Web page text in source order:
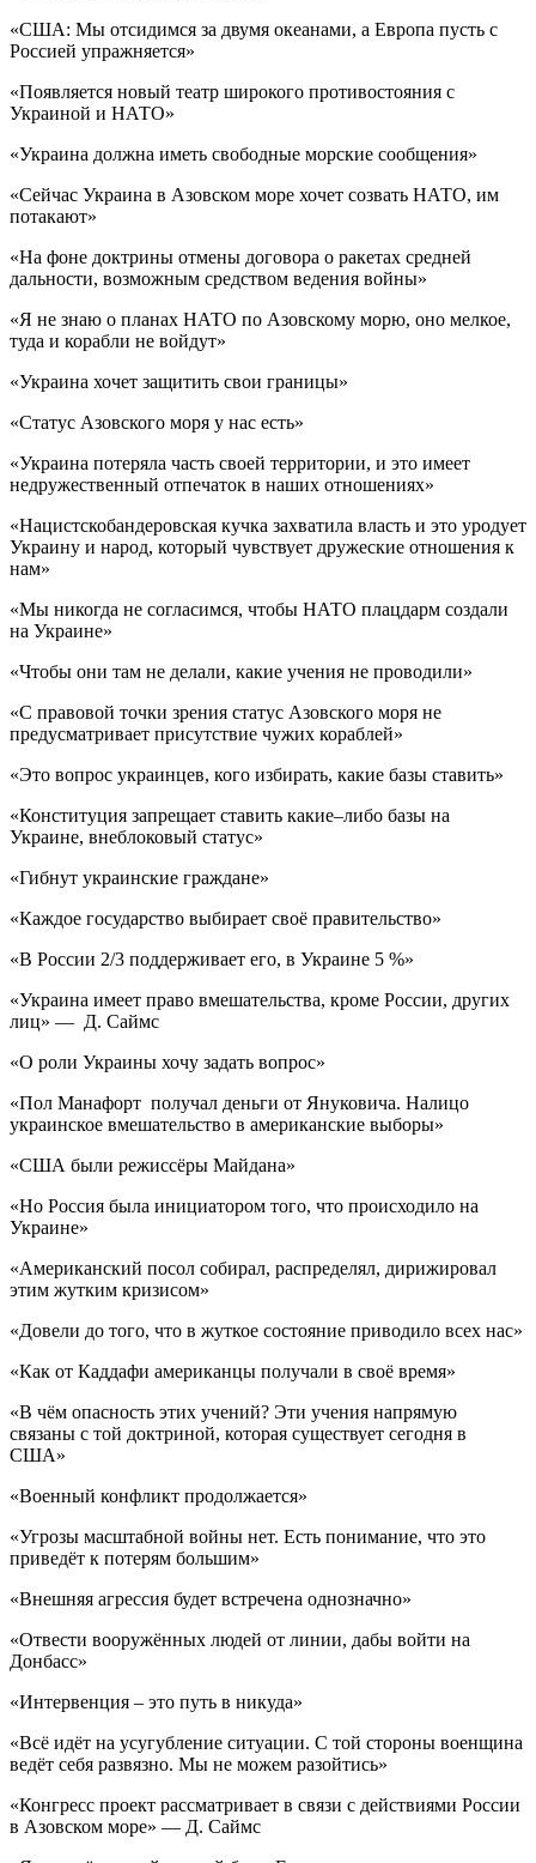
«США: Мы отсидимся за двумя океанами, а Европа пусть с
Россией упражняется»
«Появляется новый театр широкого противостояния с
Украиной и НАТО»
«Украина должна иметь свободные морские сообщения»
«Сейчас Украина в Азовском море хочет созвать НАТО, им
потакают»
«На фоне доктрины отмены договора о ракетах средней
дальности, возможным средством ведения войны»
«Я не знаю о планах НАТО по Азовскому морю, оно мелкое,
туда и корабли не войдут»
«Украина хочет защитить свои границы»
«Статус Азовского моря у нас есть»
«Украина потеряла часть своей территории, и это имеет
недружественный отпечаток в наших отношениях»
«Нацистскобандеровская кучка захватила власть и это уродует
Украину и народ, который чувствует дружеские отношения к
нам»
«Мы никогда не согласимся, чтобы НАТО плацдарм создали
на Украине»
«Чтобы они там не делали, какие учения не проводили»
«С правовой точки зрения статус Азовского моря не
предусматривает присутствие чужих кораблей»
«Это вопрос украинцев, кого избирать, какие базы ставить»
«Конституция запрещает ставить какие–либо базы на
Украине, внеблоковый статус»
«Гибнут украинские граждане»
«Каждое государство выбирает своё правительство»
«В России 2/3 поддерживает его, в Украине 5 %»
«Украина имеет право вмешательства, кроме России, других
лиц» — Д. Саймс
«О роли Украины хочу задать вопрос»
«Пол Манафорт получал деньги от Януковича. Налицо
украинское вмешательство в американские выборы»
«США были режиссёры Майдана»
«Но Россия была инициатором того, что происходило на
Украине»
«Американский посол собирал, распределял, дирижировал
этим жутким кризисом»
«Довели до того, что в жуткое состояние приводило всех нас»
«Как от Каддафи американцы получали в своё время»
«В чём опасность этих учений? Эти учения напрямую
связаны с той доктриной, которая существует сегодня в
США»
«Военный конфликт продолжается»
«Угрозы масштабной войны нет. Есть понимание, что это
приведёт к потерям большим»
«Внешняя агрессия будет встречена однозначно»
«Отвести вооружённых людей от линии, дабы войти на
Донбасс»
«Интервенция – это путь в никуда»
«Всё идёт на усугубление ситуации. С той стороны военщина
ведёт себя развязно. Мы не можем разойтись»
«Конгресс проект рассматривает в связи с действиями России
в Азовском море» — Д. Саймс